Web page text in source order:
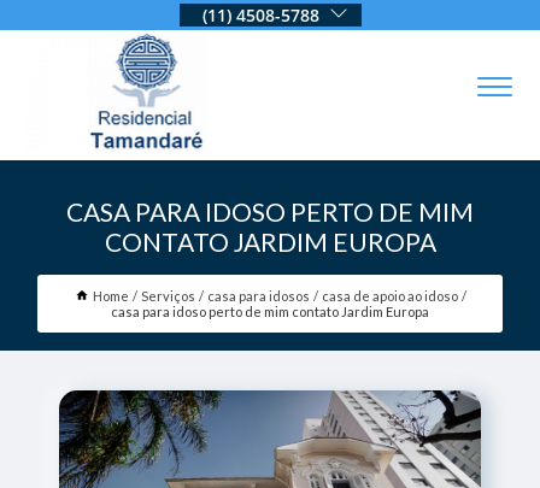
(11) 4508-5788
CASA PARA IDOSO PERTO DE MIM
CONTATO JARDIM EUROPA
Home Serviços casa para idosos
casa de apoio ao idoso
casa para idoso perto de mim contato Jardim Europa